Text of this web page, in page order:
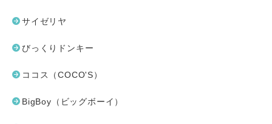
サイゼリヤ
びっくりドンキー
ココス（COCO'S）
BigBoy（ビッグボーイ）